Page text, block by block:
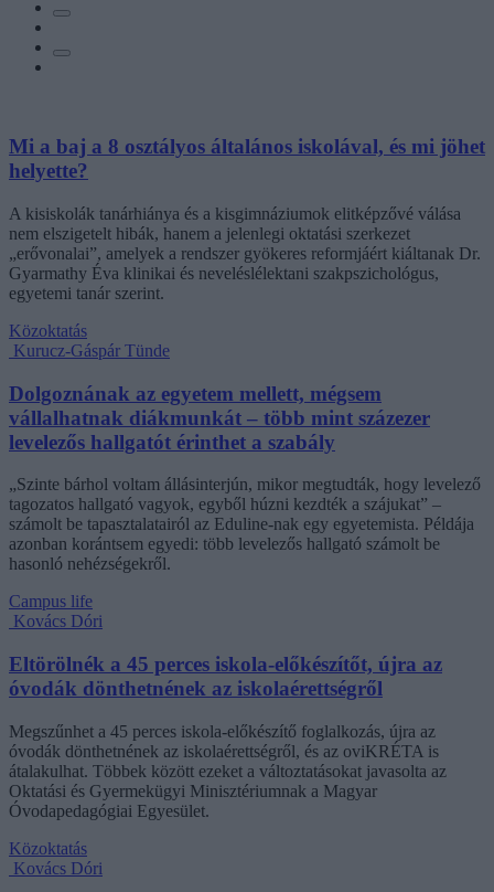
Mi a baj a 8 osztályos általános iskolával, és mi jöhet
helyette?
A kisiskolák tanárhiánya és a kisgimnáziumok elitképzővé válása
nem elszigetelt hibák, hanem a jelenlegi oktatási szerkezet
„erővonalai”, amelyek a rendszer gyökeres reformjáért kiáltanak Dr.
Gyarmathy Éva klinikai és neveléslélektani szakpszichológus,
egyetemi tanár szerint.
Közoktatás
Kurucz-Gáspár Tünde
Dolgoznának az egyetem mellett, mégsem
vállalhatnak diákmunkát – több mint százezer
levelezős hallgatót érinthet a szabály
„Szinte bárhol voltam állásinterjún, mikor megtudták, hogy levelező
tagozatos hallgató vagyok, egyből húzni kezdték a szájukat” –
számolt be tapasztalatairól az Eduline-nak egy egyetemista. Példája
azonban korántsem egyedi: több levelezős hallgató számolt be
hasonló nehézségekről.
Campus life
Kovács Dóri
Eltörölnék a 45 perces iskola-előkészítőt, újra az
óvodák dönthetnének az iskolaérettségről
Megszűnhet a 45 perces iskola-előkészítő foglalkozás, újra az
óvodák dönthetnének az iskolaérettségről, és az oviKRÉTA is
átalakulhat. Többek között ezeket a változtatásokat javasolta az
Oktatási és Gyermekügyi Minisztériumnak a Magyar
Óvodapedagógiai Egyesület.
Közoktatás
Kovács Dóri